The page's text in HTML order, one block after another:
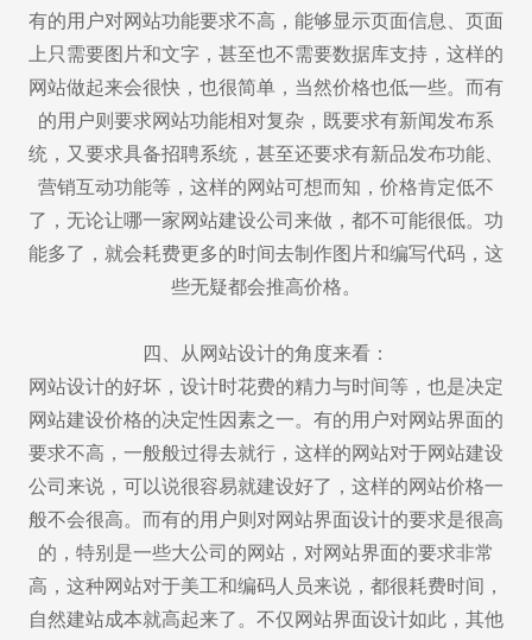
有的用户对网站功能要求不高，能够显示页面信息、页面
上只需要图片和文字，甚至也不需要数据库支持，这样的
网站做起来会很快，也很简单，当然价格也低一些。而有
的用户则要求网站功能相对复杂，既要求有新闻发布系
统，又要求具备招聘系统，甚至还要求有新品发布功能、
营销互动功能等，这样的网站可想而知，价格肯定低不
了，无论让哪一家网站建设公司来做，都不可能很低。功
能多了，就会耗费更多的时间去制作图片和编写代码，这
些无疑都会推高价格。
四、从网站设计的角度来看：
网站设计的好坏，设计时花费的精力与时间等，也是决定
网站建设价格的决定性因素之一。有的用户对网站界面的
要求不高，一般般过得去就行，这样的网站对于网站建设
公司来说，可以说很容易就建设好了，这样的网站价格一
般不会很高。而有的用户则对网站界面设计的要求是很高
的，特别是一些大公司的网站，对网站界面的要求非常
高，这种网站对于美工和编码人员来说，都很耗费时间，
自然建站成本就高起来了。不仅网站界面设计如此，其他